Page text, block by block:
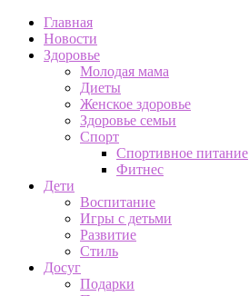
Главная
Новости
Здоровье
Молодая мама
Диеты
Женское здоровье
Здоровье семьи
Спорт
Спортивное питание
Фитнес
Дети
Воспитание
Игры с детьми
Развитие
Стиль
Досуг
Подарки